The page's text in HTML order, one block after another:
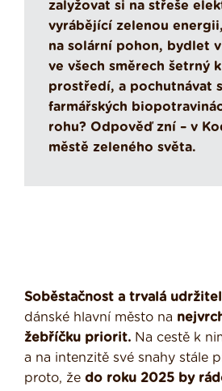
zalyžovat si na střeše
vyrábějící zelenou
na solární pohon, bydlet
ve všech směrech šetrný
prostředí, a pochutnávat
farmářských
rohu? Odpověď zní – v
městě zeleného světa.
Soběstačnost a trvalá
dánské hlavní město na
žebříčku priorit. Na cestě k
a na intenzitě své snahy stále
proto, že do roku 2025 by